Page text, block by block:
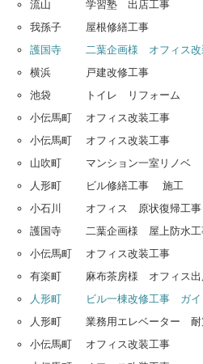
流山 学習塾 出店
我孫子 屋根修繕
護国寺 二葉企画様 オフィス
横浜 戸建改修工
池袋 トイレ リフォ
小伝馬町 オフィス改
小伝馬町 オフィス改
山吹町 マンション一室
人形町 ビル修繕工事 施工
小石川 オフィス 原状復
護国寺 二葉企画様 屋上
小伝馬町 オフィス改
有楽町 麻布茶房様 オフィス
人形町 ビル一棟改修工事 ガイ
人形町 業務用エレベーター 耐
小伝馬町 オフィス改